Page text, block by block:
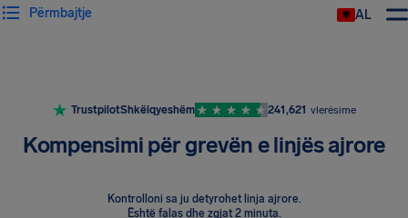
AL
Përmbajtje
TrustpilotShkëlqyeshëm 241,621 vlerësime
Kompensimi për grevën e linjës ajrore
Kontrolloni sa ju detyrohet linja ajrore.
Është falas dhe zgjat 2 minuta.